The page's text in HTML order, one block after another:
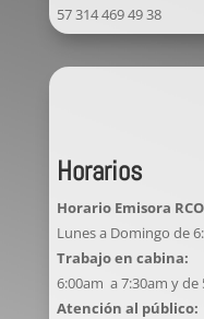
57 314 469 49 38
Horarios
Horario Emisora
Lunes a Domingo de
Trabajo en cabina:
6:00am a 7:30am y de
Atención al público: